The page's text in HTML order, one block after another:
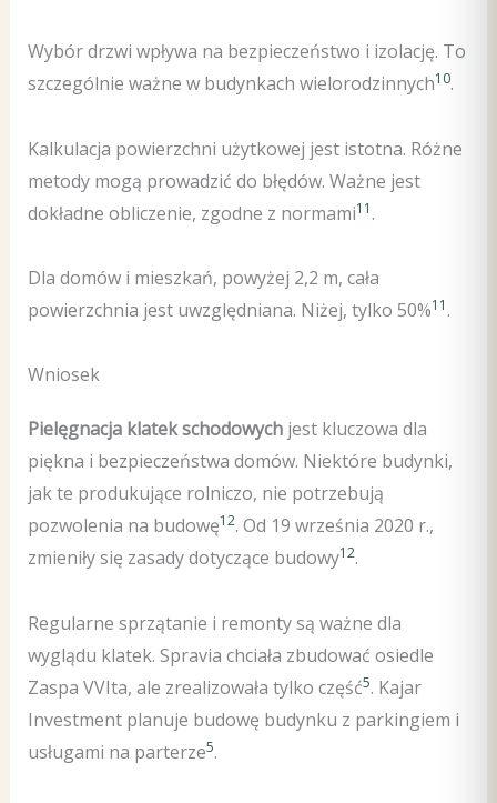
Wybór drzwi wpływa na bezpieczeństwo i izolację. To
szczególnie ważne w budynkach wielorodzinnych10.
Kalkulacja powierzchni użytkowej jest istotna. Różne
metody mogą prowadzić do błędów. Ważne jest
dokładne obliczenie, zgodne z normami11 .
Dla domów i mieszkań, powyżej 2,2 m, cała
powierzchnia jest uwzględniana. Niżej, tylko 50%11 .
Wniosek
Pielęgnacja klatek schodowychjest kluczowa dla
piękna i bezpieczeństwa domów. Niektóre budynki,
jak te produkujące rolniczo, nie potrzebują
pozwolenia na budowę12. Od 19 września 2020 r.,
zmieniły się zasady dotyczące budowy12.
Regularne sprzątanie i remonty są ważne dla
wyglądu klatek. Spravia chciała zbudować osiedle
Zaspa VVIta, ale zrealizowała tylko część5. Kajar
Investment planuje budowę budynku z parkingiem i
usługami na parterze5.